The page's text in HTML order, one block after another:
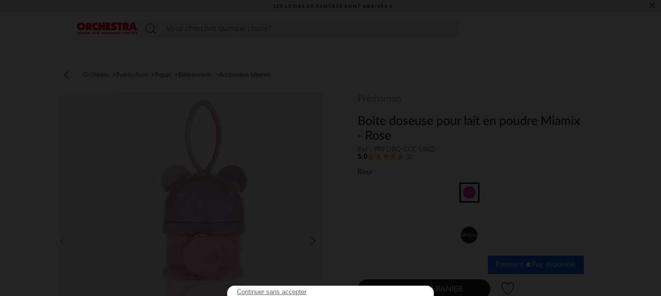
Continuer sans accepter
LES LOOKS DE RENTRÉE SONT ARRIVÉS ✨ ×
Menu
Orchestra Puériculture Repas Biberonnerie Accessoires biberon
Boîte doseuse pour lait en poudre Miamix
- Rose
5.0
Rose
Unique
Paiement disponible
AJOUTER AU PANIER